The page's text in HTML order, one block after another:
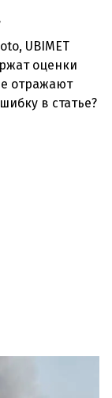
UBIMET
оценки
отражают
в статье?